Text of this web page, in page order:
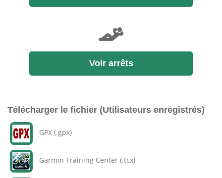
Voir arrêts
Télécharger le fichier (Utilisateurs enregistrés)
GPX (.gpx)
Garmin Training Center (.tcx)